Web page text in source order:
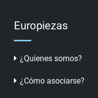
Europiezas
¿Quienes somos?
¿Cómo asociarse?